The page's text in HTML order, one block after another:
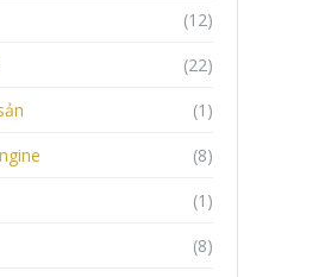
(12)
(22)
(1)
(8)
(1)
(8)